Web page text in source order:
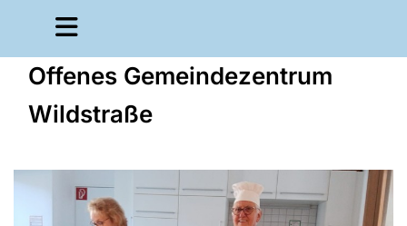
Offenes Gemeindezentrum
Wildstraße